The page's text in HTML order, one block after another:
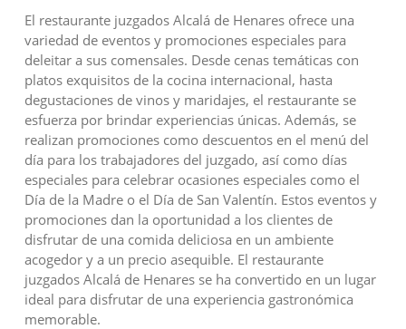
El restaurante juzgados Alcalá de Henares ofrece una
variedad de eventos y promociones especiales para
deleitar a sus comensales. Desde cenas temáticas con
platos exquisitos de la cocina internacional, hasta
degustaciones de vinos y maridajes, el restaurante se
esfuerza por brindar experiencias únicas. Además, se
realizan promociones como descuentos en el menú del
día para los trabajadores del juzgado, así como días
especiales para celebrar ocasiones especiales como el
Día de la Madre o el Día de San Valentín. Estos eventos y
promociones dan la oportunidad a los clientes de
disfrutar de una comida deliciosa en un ambiente
acogedor y a un precio asequible. El restaurante
juzgados Alcalá de Henares se ha convertido en un lugar
ideal para disfrutar de una experiencia gastronómica
memorable.